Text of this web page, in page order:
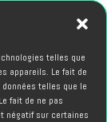
telles que
appareils. Le fait de
telles que le
fait de ne pas
négatif sur certaines